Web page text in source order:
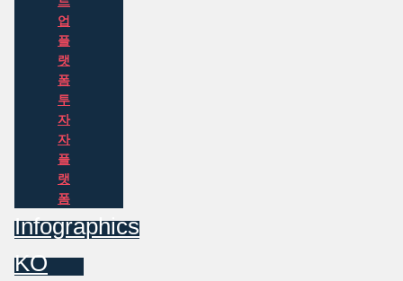
업
플
랫
폼
투
자
자
플
랫
폼
Infographics
KO